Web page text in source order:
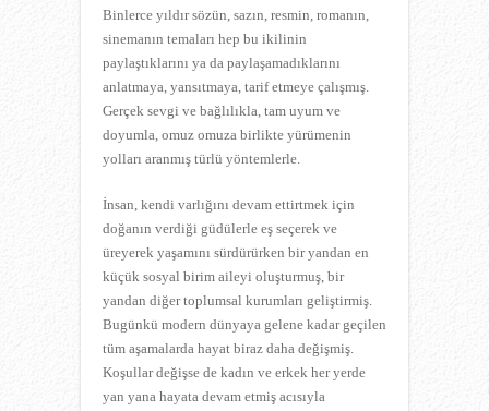
Binlerce yıldır sözün, sazın, resmin, romanın,
sinemanın temaları hep bu ikilinin
paylaştıklarını ya da paylaşamadıklarını
anlatmaya, yansıtmaya, tarif etmeye çalışmış.
Gerçek sevgi ve bağlılıkla, tam uyum ve
doyumla, omuz omuza birlikte yürümenin
yolları aranmış türlü yöntemlerle.
İnsan, kendi varlığını devam ettirtmek için
doğanın verdiği güdülerle eş seçerek ve
üreyerek yaşamını sürdürürken bir yandan en
küçük sosyal birim aileyi oluşturmuş, bir
yandan diğer toplumsal kurumları geliştirmiş.
Bugünkü modern dünyaya gelene kadar geçilen
tüm aşamalarda hayat biraz daha değişmiş.
Koşullar değişse de kadın ve erkek her yerde
yan yana hayata devam etmiş acısıyla